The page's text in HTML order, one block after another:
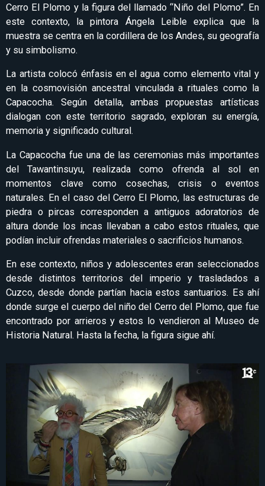
Cerro El Plomo y la figura del llamado “Niño del Plomo”. En
este contexto, la pintora Ángela Leible explica que la
muestra se centra en la cordillera de los Andes, su geografía
y su simbolismo.
La artista colocó énfasis en el agua como elemento vital y
en la cosmovisión ancestral vinculada a rituales como la
Capacocha. Según detalla, ambas propuestas artísticas
dialogan con este territorio sagrado, exploran su energía,
memoria y significado cultural.
La Capacocha fue una de las ceremonias más importantes
del Tawantinsuyu, realizada como ofrenda al sol en
momentos clave como cosechas, crisis o eventos
naturales. En el caso del Cerro El Plomo, las estructuras de
piedra o pircas corresponden a antiguos adoratorios de
altura donde los incas llevaban a cabo estos rituales, que
podían incluir ofrendas materiales o sacrificios humanos.
En ese contexto, niños y adolescentes eran seleccionados
desde distintos territorios del imperio y trasladados a
Cuzco, desde donde partían hacia estos santuarios. Es ahí
donde surge el cuerpo del niño del Cerro del Plomo, que fue
encontrado por arrieros y estos lo vendieron al Museo de
Historia Natural. Hasta la fecha, la figura sigue ahí.